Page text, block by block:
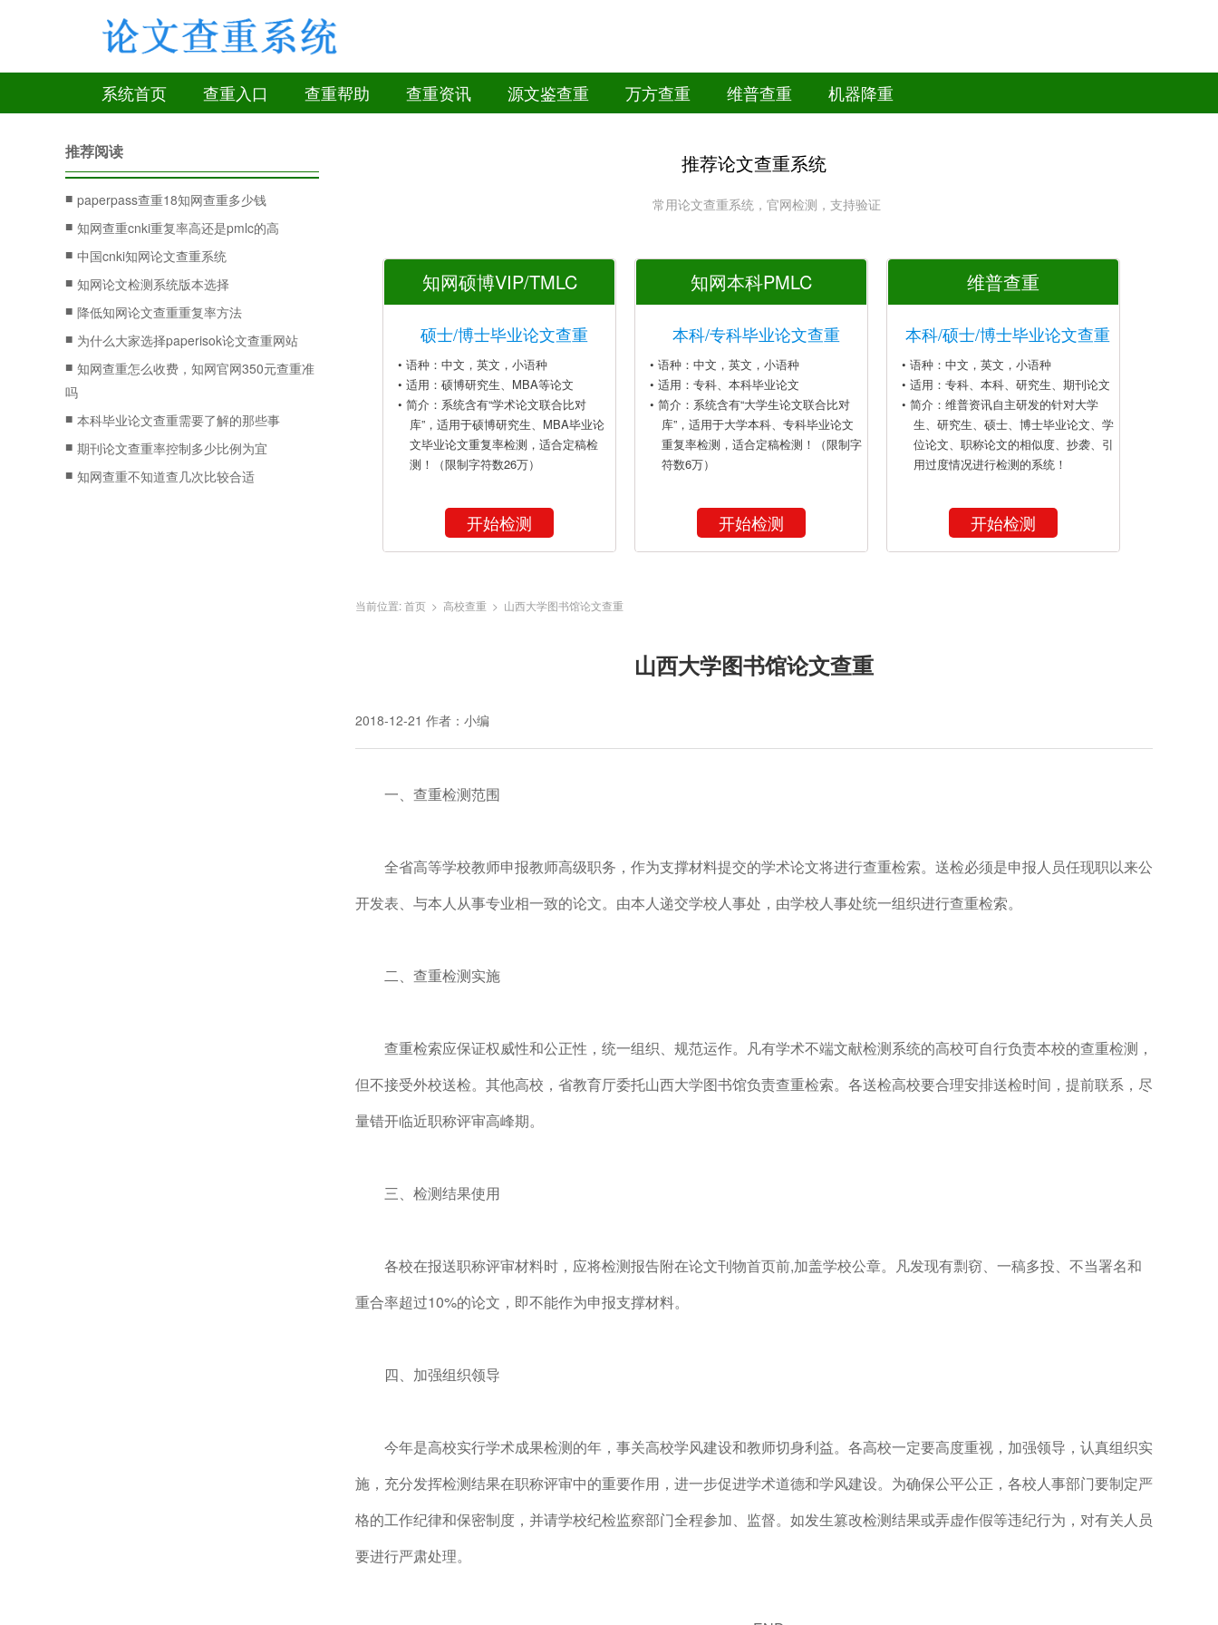
系统首页 查重入口 查重帮助 查重资讯 源文鉴查重 万方查重 维普查重 机器降重
推荐阅读
■ paperpass查重18知网查重多少钱
■ 知网查重cnki重复率高还是pmlc的高
■ 中国cnki知网论文查重系统
■ 知网论文检测系统版本选择
■ 降低知网论文查重重复率方法
■ 为什么大家选择paperisok论文查重网站
■ 知网查重怎么收费，知网官网350元查重准
吗
■ 本科毕业论文查重需要了解的那些事
■ 期刊论文查重率控制多少比例为宜
■ 知网查重不知道查几次比较合适
推荐论文查重系统
常用论文查重系统，官网检测，支持验证
知网硕博VIP/TMLC
硕士/博士毕业论文查重
• 语种：中文，英文，小语种
• 适用：硕博研究生、MBA等论文
• 简介：系统含有“学术论文联合比对
库”，适用于硕博研究生、MBA毕业论
文毕业论文重复率检测，适合定稿检
测！（限制字符数26万）
开始检测
知网本科PMLC
本科/专科毕业论文查重
• 语种：中文，英文，小语种
• 适用：专科、本科毕业论文
• 简介：系统含有“大学生论文联合比对
库”，适用于大学本科、专科毕业论文
重复率检测，适合定稿检测！（限制字
符数6万）
开始检测
维普查重
本科/硕士/博士毕业论文查重
• 语种：中文，英文，小语种
• 适用：专科、本科、研究生、期刊论文
• 简介：维普资讯自主研发的针对大学
生、研究生、硕士、博士毕业论文、学
位论文、职称论文的相似度、抄袭、引
用过度情况进行检测的系统！
开始检测
当前位置:首页 > 高校查重 > 山西大学图书馆论文查重
山西大学图书馆论文查重
2018-12-21 作者：小编
一、查重检测范围
全省高等学校教师申报教师高级职务，作为支撑材料提交的学术论文将进行查重检索。送检必须是申报人员任现职以来公
开发表、与本人从事专业相一致的论文。由本人递交学校人事处，由学校人事处统一组织进行查重检索。
二、查重检测实施
查重检索应保证权威性和公正性，统一组织、规范运作。凡有学术不端文献检测系统的高校可自行负责本校的查重检测，
但不接受外校送检。其他高校，省教育厅委托山西大学图书馆负责查重检索。各送检高校要合理安排送检时间，提前联系，尽
量错开临近职称评审高峰期。
三、检测结果使用
各校在报送职称评审材料时，应将检测报告附在论文刊物首页前,加盖学校公章。凡发现有剽窃、一稿多投、不当署名和
重合率超过10%的论文，即不能作为申报支撑材料。
四、加强组织领导
今年是高校实行学术成果检测的年，事关高校学风建设和教师切身利益。各高校一定要高度重视，加强领导，认真组织实
施，充分发挥检测结果在职称评审中的重要作用，进一步促进学术道德和学风建设。为确保公平公正，各校人事部门要制定严
格的工作纪律和保密制度，并请学校纪检监察部门全程参加、监督。如发生篡改检测结果或弄虚作假等违纪行为，对有关人员
要进行严肃处理。